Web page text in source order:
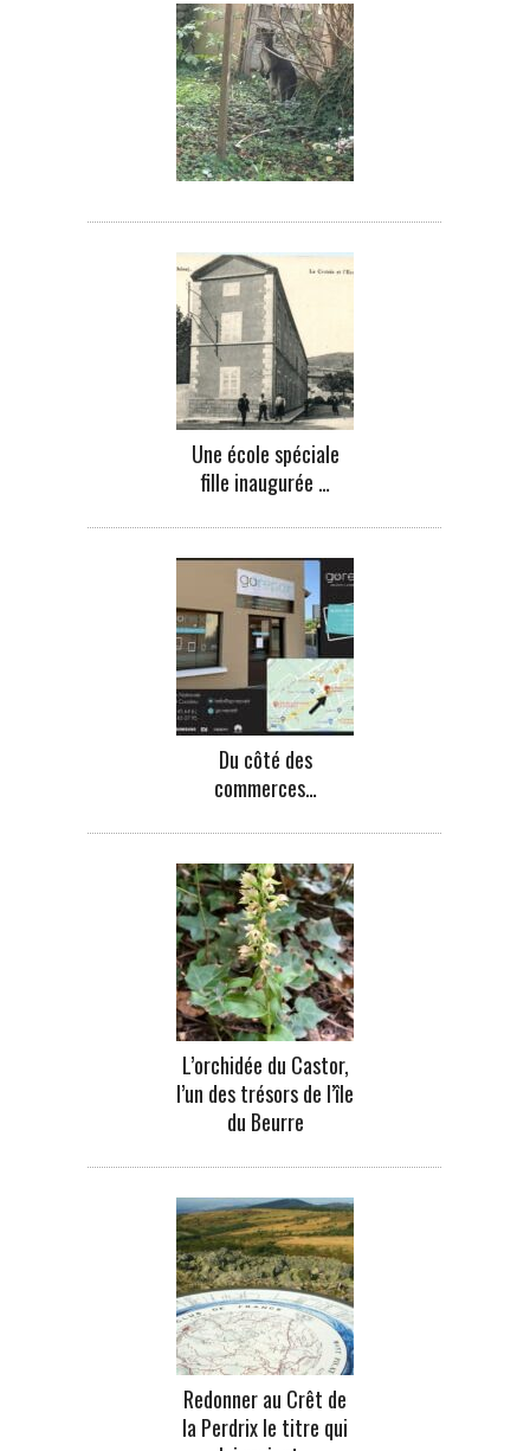
Une école spéciale
fille inaugurée …
Du côté des
commerces…
L’orchidée du Castor,
l’un des trésors de l’île
du Beurre
Redonner au Crêt de
la Perdrix le titre qui